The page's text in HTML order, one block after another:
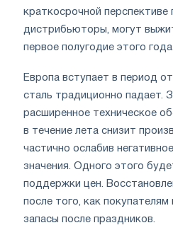
краткосрочной перспективе
дистрибьюторы, могут
первое полугодие этого года.
Европа вступает в период
сталь традиционно падает.
расширенное техническое
в течение лета снизит
частично ослабив
значения. Одного этого
поддержки цен.
после того, как
запасы после праздников.